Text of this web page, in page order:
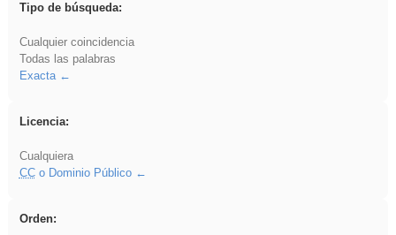
Tipo de búsqueda:
Cualquier coincidencia
Todas las palabras
Exacta
Licencia:
Cualquiera
CCo Dominio Público
Orden: